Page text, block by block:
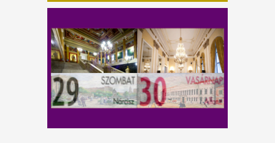
PARKBÓL PARKOLÓ